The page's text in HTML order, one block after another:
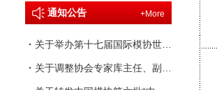
+More
通知公告
· 关于举办第十七届国际模协世界大会的通知
· 关于调整协会专家库主任、副主任人选的通知